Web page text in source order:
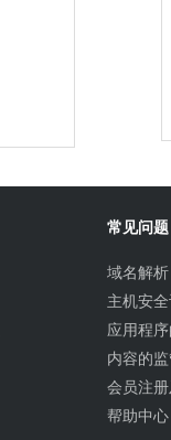
常见问题
域名解析
主机安
应用程
内容的
会员注
帮助中心